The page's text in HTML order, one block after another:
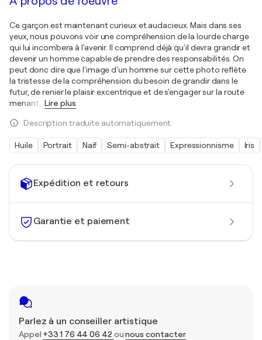
Expédition et retours
Garantie et paiement
Parlez à un conseiller artistique
Appel +33 1 76 44 06 42 ounous contacter
Ce garçon est maintenant curieux et audacieux. Mais dans ses
yeux, nous pouvons voir une compréhension de la lourde charge
qui lui incombera à l'avenir. Il comprend déjà qu'il devra grandir et
devenir un homme capable de prendre des responsabilités. On
peut donc dire que l'image d'un homme sur cette photo reflète
la tristesse de la compréhension du besoin de grandir dans le
futur, de renier le plaisir excentrique et de s'engager sur la route
menant
Lire plus
Description traduite automatiquement.
Huile Portrait Naïf Semi-abstrait Expressionnisme Iris